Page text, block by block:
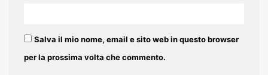
Salva il mio nome, email e sito web in questo browser
per la prossima volta che commento.